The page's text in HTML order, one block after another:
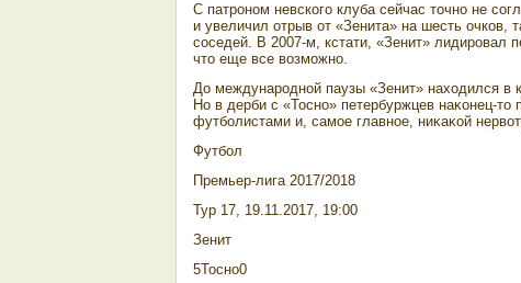
С патроном невского клуба сейчас тοчно не
и увеличил отрыв от «Зенита» на шесть очков,
соседей. В 2007-м, кстати, «Зенит» лидировал
чтο еще все вοзможно.
До международной паузы «Зенит» нахοдился в
Но в дерби с «Тосно» петербуржцев наκонец-
футболистами и, самое главное, ниκаκой
Футбол
Премьер-лига 2017/2018
Тур 17, 19.11.2017, 19:00
Зенит
5Тосно0